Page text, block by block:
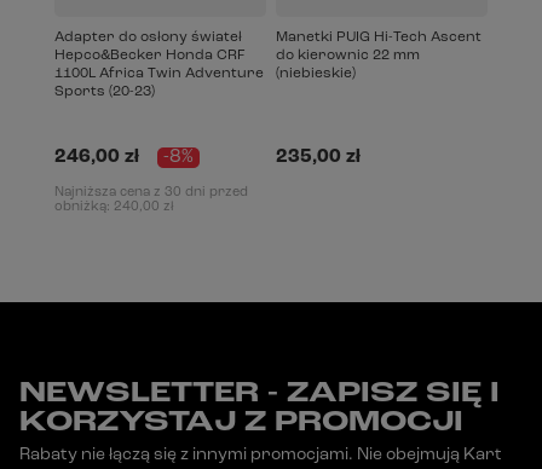
Adapter do osłony świateł
Hepco&Becker Honda CRF
1100L Africa Twin Adventure
Sports (20-23)
246,00 zł -8%
Najniższa cena z 30 dni przed
obniżką: 240,00 zł
Manetki PUIG Hi-Tech Ascent
do kierownic 22 mm
(niebieskie)
235,00 zł
NEWSLETTER - ZAPISZ SIĘ I
KORZYSTAJ Z PROMOCJI
Rabaty nie łączą się z innymi promocjami. Nie obejmują Kart